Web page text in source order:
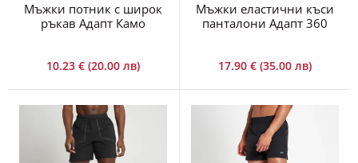
Мъжки потник с широк
ръкав Адапт Камо
10.23 € (20.00 лв)
Мъжки еластични къси
панталони Адапт 360
17.90 € (35.00 лв)